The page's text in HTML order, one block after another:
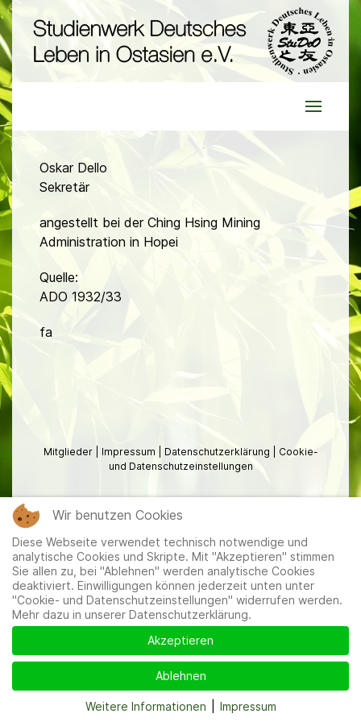
Oskar Dello
Sekretär
angestellt bei der Ching Hsing Mining
Administration in Hopei
Quelle:
ADO 1932/33
fa
Mitglieder Impressum Datenschutzerklärung
Cookie-
und Datenschutzeinstellungen
Wir benutzen Cookies
Diese Webseite verwendet technisch notwendige und
analytische Cookies und Skripte. Mit "Akzeptieren" stimmen
Sie allen zu, bei "Ablehnen" werden analytische Cookies
deaktiviert. Einwilligungen können jederzeit unten unter
"Cookie- und Datenschutzeinstellungen" widerrufen werden.
Mehr dazu in unserer Datenschutzerklärung.
Akzeptieren
Ablehnen
Weitere Informationen Impressum